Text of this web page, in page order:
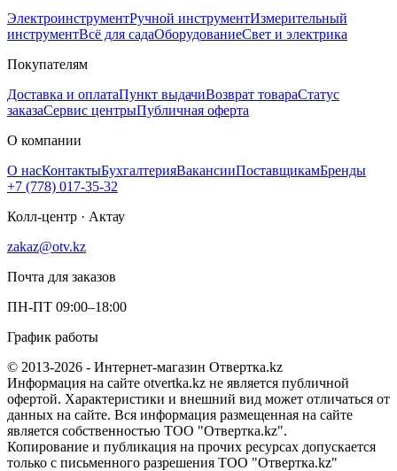
ЭлектроинструментРучной инструментИзмерительный
инструментВсё для садаОборудованиеСвет и электрика
Покупателям
Доставка и оплатаПункт выдачиВозврат товараСтатус
заказаСервис центрыПубличная оферта
О компании
О насКонтактыБухгалтерияВакансииПоставщикамБренды
+7 (778) 017-35-32
Колл-центр · Актау
zakaz@otv.kz
Почта для заказов
ПН-ПТ 09:00–18:00
График работы
© 2013-2026 - Интернет-магазин Отвертка.kz
Информация на сайте otvertka.kz не является публичной
офертой. Характеристики и внешний вид может отличаться от
данных на сайте. Вся информация размещенная на сайте
является собственностью ТОО "Отвертка.kz".
Копирование и публикация на прочих ресурсах допускается
только с письменного разрешения ТОО "Отвертка.kz"